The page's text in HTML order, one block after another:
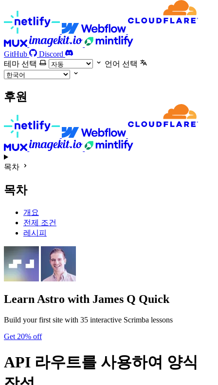
GitHub
Discord
테마 선택
언어 선택
후원
목차
목차
개요
전제 조건
레시피
Learn Astro with James Q Quick
Build your first site with 35 interactive Scrimba lessons
Get 20% off
API 라우트를 사용하여 양식